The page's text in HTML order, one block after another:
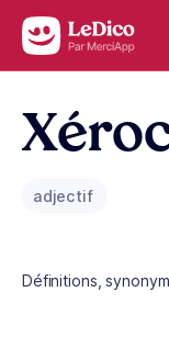
Aller au contenu
adjectif
Définitions,